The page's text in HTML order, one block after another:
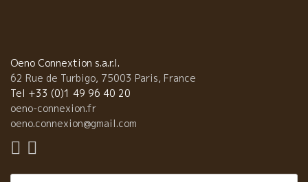
Oeno Connextion s.a.r.l.
62 Rue de Turbigo, 75003 Paris, France
Tel +33 (0)1 49 96 40 20
oeno-connexion.fr
oeno.connexion@gmail.com